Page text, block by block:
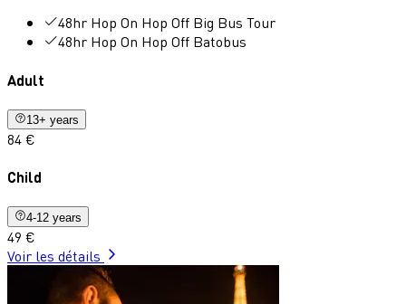
48hr Hop On Hop Off Big Bus Tour
48hr Hop On Hop Off Batobus
Adult
13+ years
84 €
Child
4-12 years
49 €
Voir les détails